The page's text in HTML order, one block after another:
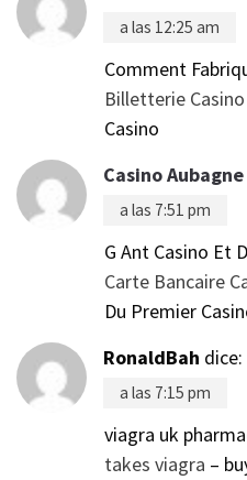
a las 12:25 am
Comment
Billetterie Casino
Casino
Casino
a las 7:51 pm
G Ant Casino Et
Carte Bancaire
Du Premier
RonaldBah dice:
a las 7:15 pm
viagra uk
takes viagra –